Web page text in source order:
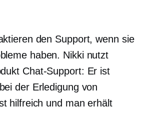
den Support, wenn sie
haben. Nikki nutzt
Chat-Support: Er ist
der Erledigung von
hilfreich und man erhält